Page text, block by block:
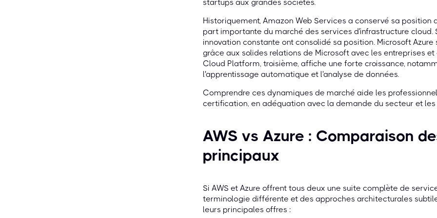
startups aux grandes sociétés.
Historiquement, Amazon Web Services a conservé sa position
part importante du marché des services d'infrastructure cloud.
innovation constante ont consolidé sa position. Microsoft
grâce aux solides relations de Microsoft avec les entreprises
Cloud Platform, troisième, affiche une forte croissance,
l'apprentissage automatique et l'analyse de données.
Comprendre ces dynamiques de marché aide les
certification, en adéquation avec la demande du secteur et
AWS vs Azure : Comparaison
principaux
Si AWS et Azure offrent tous deux une suite complète de
terminologie différente et des approches architecturales
leurs principales offres :